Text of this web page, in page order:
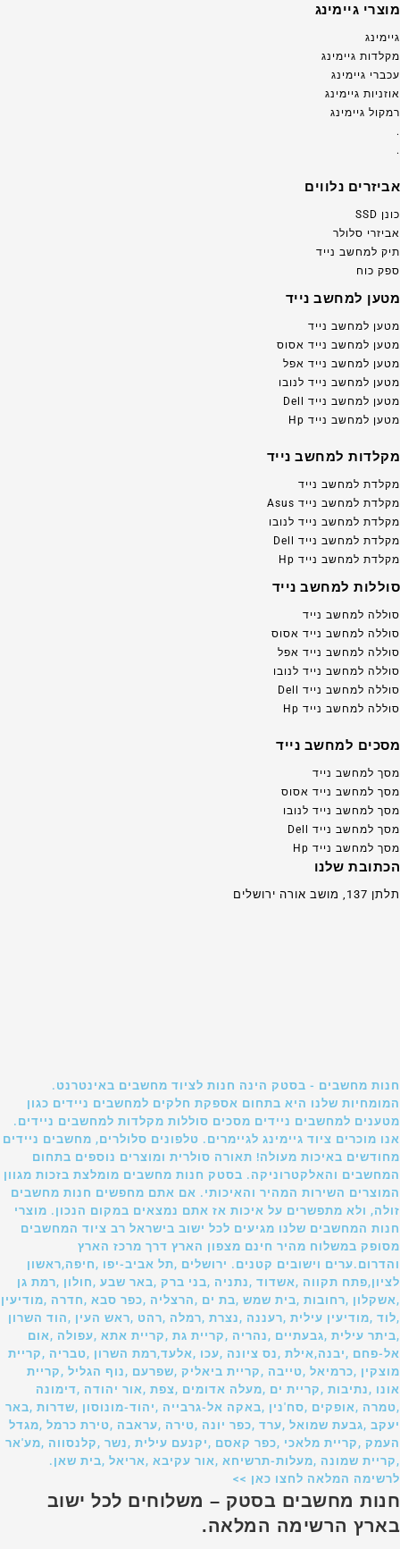
מוצרי גיימינג
גיימינג
מקלדות גיימינג
עכברי גיימינג
אוזניות גיימינג
רמקול גיימינג
.
.
אביזרים נלווים
כונן SSD
אביזרי סלולר
תיק למחשב נייד
ספק כוח
מטען למחשב נייד
מטען למחשב נייד
מטען למחשב נייד אסוס
מטען למחשב נייד אפל
מטען למחשב נייד לנובו
מטען למחשב נייד Dell
מטען למחשב נייד Hp
מקלדות למחשב נייד
מקלדת למחשב נייד
מקלדת למחשב נייד Asus
מקלדת למחשב נייד לנובו
מקלדת למחשב נייד Dell
מקלדת למחשב נייד Hp
סוללות למחשב נייד
סוללה למחשב נייד
סוללה למחשב נייד אסוס
סוללה למחשב נייד אפל
סוללה למחשב נייד לנובו
סוללה למחשב נייד Dell
סוללה למחשב נייד Hp
מסכים למחשב נייד
מסך למחשב נייד
מסך למחשב נייד אסוס
מסך למחשב נייד לנובו
מסך למחשב נייד Dell
מסך למחשב נייד Hp
הכתובת שלנו
תלתן 137, מושב אורה ירושלים
חנות מחשבים - בסטק הינה חנות לציוד מחשבים באינטרנט.
המומחיות שלנו היא בתחום אספקת חלקים למחשבים ניידים כגון
מטענים למחשבים ניידים מסכים סוללות מקלדות למחשבים ניידים.
אנו מוכרים ציוד גיימינג לגיימרים. טלפונים סלולרים, מחשבים ניידים
מחודשים באיכות מעולה! תאורה סולרית ומוצרים נוספים בתחום
המחשבים והאלקטרוניקה. בסטק חנות מחשבים מומלצת בזכות מגוון
המוצרים השירות המהיר והאיכותי. אם אתם מחפשים חנות מחשבים
זולה, ולא מתפשרים על איכות אז אתם נמצאים במקום הנכון. מוצרי
חנות המחשבים שלנו מגיעים לכל ישוב בישראל רב ציוד המחשבים
מסופק במשלוח מהיר חינם מצפון הארץ דרך מרכז הארץ
והדרום.ערים וישובים קטנים. ירושלים ,תל אביב-יפו ,חיפה,ראשון
לציון,פתח תקווה ,אשדוד ,נתניה ,בני ברק ,באר שבע ,חולון ,רמת גן
,אשקלון ,רחובות ,בית שמש ,בת ים ,הרצליה ,כפר סבא ,חדרה ,מודיעין
,לוד ,מודיעין עילית ,רעננה ,נצרת ,רמלה ,רהט ,ראש העין ,הוד השרון
,ביתר עילית ,גבעתיים ,נהריה ,קריית גת ,קריית אתא ,עפולה ,אום
אל-פחם ,יבנה,אילת ,נס ציונה ,עכו ,אלעד,רמת השרון ,טבריה ,קריית
מוצקין ,כרמיאל ,טייבה ,קריית ביאליק ,שפרעם ,נוף הגליל ,קריית
אונו ,נתיבות ,קריית ים ,מעלה אדומים ,צפת ,אור יהודה ,דימונה
,טמרה ,אופקים ,סח'נין ,באקה אל-גרבייה ,יהוד-מונוסון ,שדרות ,באר
יעקב ,גבעת שמואל ,ערד ,כפר יונה ,טירה ,עראבה ,טירת כרמל ,מגדל
העמק ,קריית מלאכי ,כפר קאסם ,יקנעם עילית ,נשר ,קלנסווה ,מע'אר
,קריית שמונה ,מעלות-תרשיחא ,אור עקיבא ,אריאל ,בית שאן.
לרשימה המלאה לחצו כאן >>
חנות מחשבים בסטק – משלוחים לכל ישוב
בארץ הרשימה המלאה.